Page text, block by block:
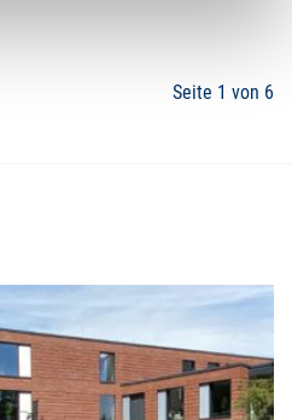
Seite 1 von 6